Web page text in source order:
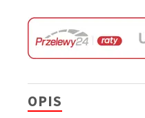
OPIS